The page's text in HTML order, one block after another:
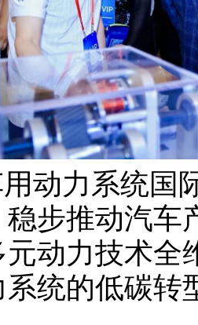
动力系统国
步推动汽车
动力技术全
统的低碳转